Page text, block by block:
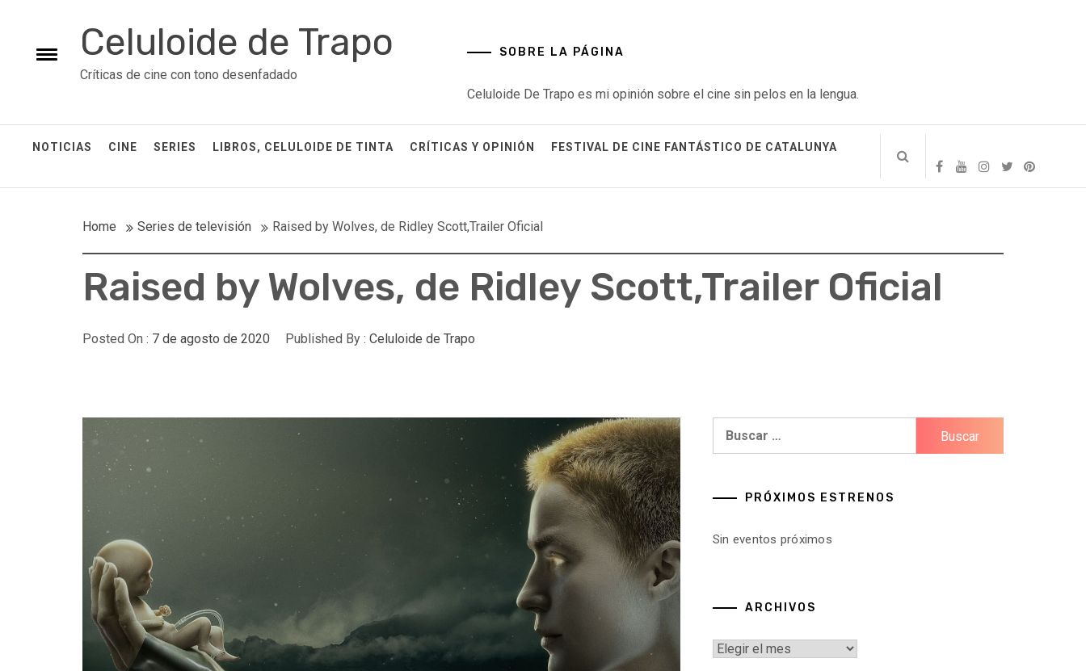
content
Toggle
Celuloide de Trapo
Críticas de cine con tono desenfadado
SOBRE LA PÁGINA
Celuloide De Trapo es mi opinión sobre el cine sin pelos en la lengua.
NOTICIAS CINE SERIES LIBROS, CELULOIDE DE TINTA CRÍTICAS Y OPINIÓN FESTIVAL DE CINE FANTÁSTICO DE CATALUNYA
Home Series de televisión Raised by Wolves, de Ridley Scott,Trailer Oficial
Raised by Wolves, de Ridley Scott,Trailer Oficial
Posted On : 7 de agosto de 2020 Published By : Celuloide de Trapo
PRÓXIMOS ESTRENOS
Sin eventos próximos
ARCHIVOS
Archivos